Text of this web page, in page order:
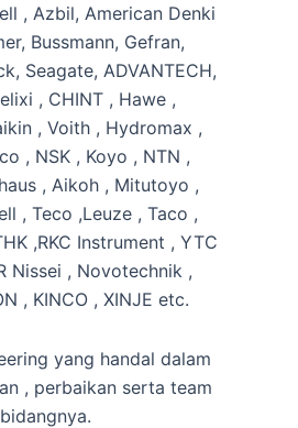
, Azbil, American Denki
Bussmann, Gefran,
Seagate, ADVANTECH,
, CHINT , Hawe ,
, Voith , Hydromax ,
, NSK , Koyo , NTN ,
, Aikoh , Mitutoyo ,
, Teco ,Leuze , Taco ,
,RKC Instrument , YTC
Nissei , Novotechnik ,
, KINCO , XINJE etc.
yang handal dalam
, perbaikan serta team